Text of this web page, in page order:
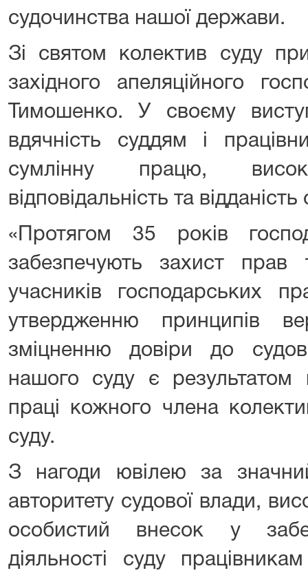
судочинства нашої держави.
Зі святом колектив суду
західного апеляційного
Тимошенко. У своєму
вдячність суддям і
сумлінну працю,
відповідальність та відданість
«Протягом 35 років
забезпечують захист прав
учасників господарських
утвердженню принципів
зміцненню довіри до
нашого суду є результатом
праці кожного члена
суду.
З нагоди ювілею за
авторитету судової влади,
особистий внесок у
діяльності суду